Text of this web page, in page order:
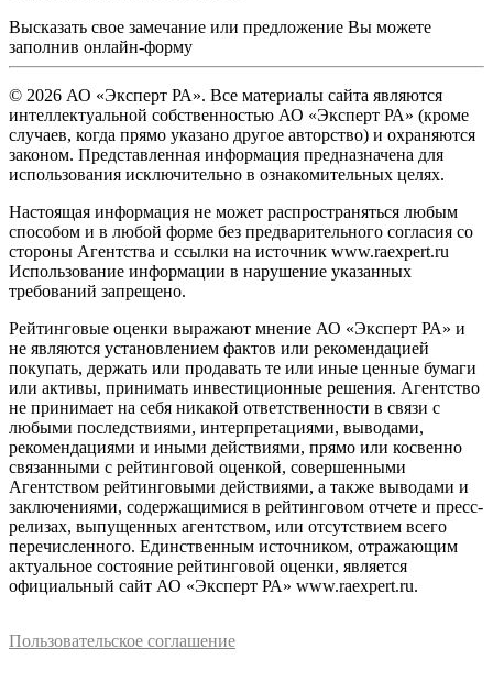
Высказать свое замечание или предложение Вы можете
заполнив онлайн-форму
© 2026 АО «Эксперт РА». Все материалы сайта являются
интеллектуальной собственностью АО «Эксперт РА» (кроме
случаев, когда прямо указано другое авторство) и охраняются
законом. Представленная информация предназначена для
использования исключительно в ознакомительных целях.
Настоящая информация не может распространяться любым
способом и в любой форме без предварительного согласия со
стороны Агентства и ссылки на источник www.raexpert.ru
Использование информации в нарушение указанных
требований запрещено.
Рейтинговые оценки выражают мнение АО «Эксперт РА» и
не являются установлением фактов или рекомендацией
покупать, держать или продавать те или иные ценные бумаги
или активы, принимать инвестиционные решения. Агентство
не принимает на себя никакой ответственности в связи с
любыми последствиями, интерпретациями, выводами,
рекомендациями и иными действиями, прямо или косвенно
связанными с рейтинговой оценкой, совершенными
Агентством рейтинговыми действиями, а также выводами и
заключениями, содержащимися в рейтинговом отчете и пресс-
релизах, выпущенных агентством, или отсутствием всего
перечисленного. Единственным источником, отражающим
актуальное состояние рейтинговой оценки, является
официальный сайт АО «Эксперт РА» www.raexpert.ru.
Пользовательское соглашение